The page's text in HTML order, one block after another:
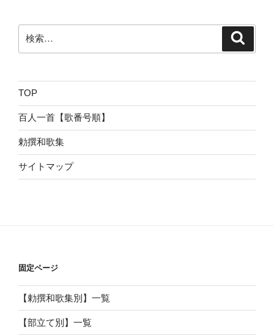
索:
TOP
百人一首【歌番号順】
勅撰和歌集
サイトマップ
固定ページ
【勅撰和歌集別】一覧
【部立て別】一覧